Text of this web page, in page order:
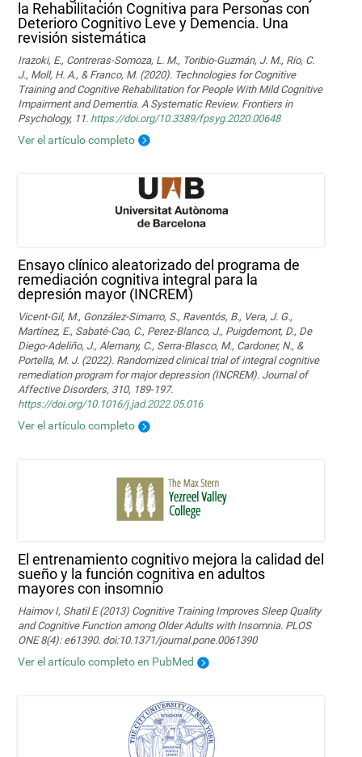
la Rehabilitación Cognitiva para Personas con
Deterioro Cognitivo Leve y Demencia. Una
revisión sistemática
Irazoki, E., Contreras-Somoza, L. M., Toribio-Guzmán, J. M., Río, C.
J., Moll, H. A., & Franco, M. (2020). Technologies for Cognitive
Training and Cognitive Rehabilitation for People With Mild Cognitive
Impairment and Dementia. A Systematic Review. Frontiers in
Psychology, 11. https://doi.org/10.3389/fpsyg.2020.00648
Ver el artículo completo
Ensayo clínico aleatorizado del programa de
remediación cognitiva integral para la
depresión mayor (INCREM)
Vicent-Gil, M., González-Simarro, S., Raventós, B., Vera, J. G.,
Martínez, E., Sabaté-Cao, C., Perez-Blanco, J., Puigdemont, D., De
Diego-Adeliño, J., Alemany, C., Serra-Blasco, M., Cardoner, N., &
Portella, M. J. (2022). Randomized clinical trial of integral cognitive
remediation program for major depression (INCREM). Journal of
Affective Disorders, 310, 189-197.
https://doi.org/10.1016/j.jad.2022.05.016
Ver el artículo completo
El entrenamiento cognitivo mejora la calidad del
sueño y la función cognitiva en adultos
mayores con insomnio
Haimov I, Shatil E (2013) Cognitive Training Improves Sleep Quality
and Cognitive Function among Older Adults with Insomnia. PLOS
ONE 8(4): e61390. doi:10.1371/journal.pone.0061390
Ver el artículo completo en PubMed